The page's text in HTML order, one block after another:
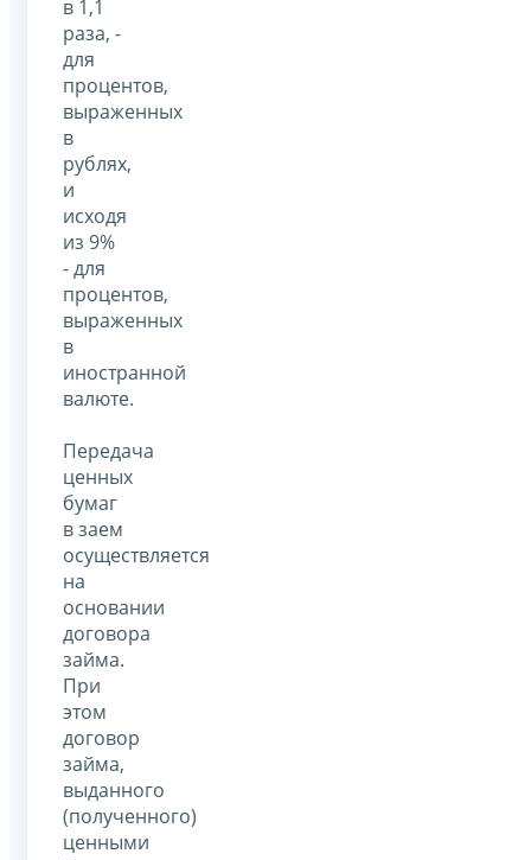
в 1,1
раза, -
для
процентов,
выраженных
в
рублях,
и
исходя
из 9%
- для
процентов,
выраженных
в
иностранной
валюте.
Передача
ценных
бумаг
в заем
осуществляется
на
основании
договора
займа.
При
этом
договор
займа,
выданного
(полученного)
ценными